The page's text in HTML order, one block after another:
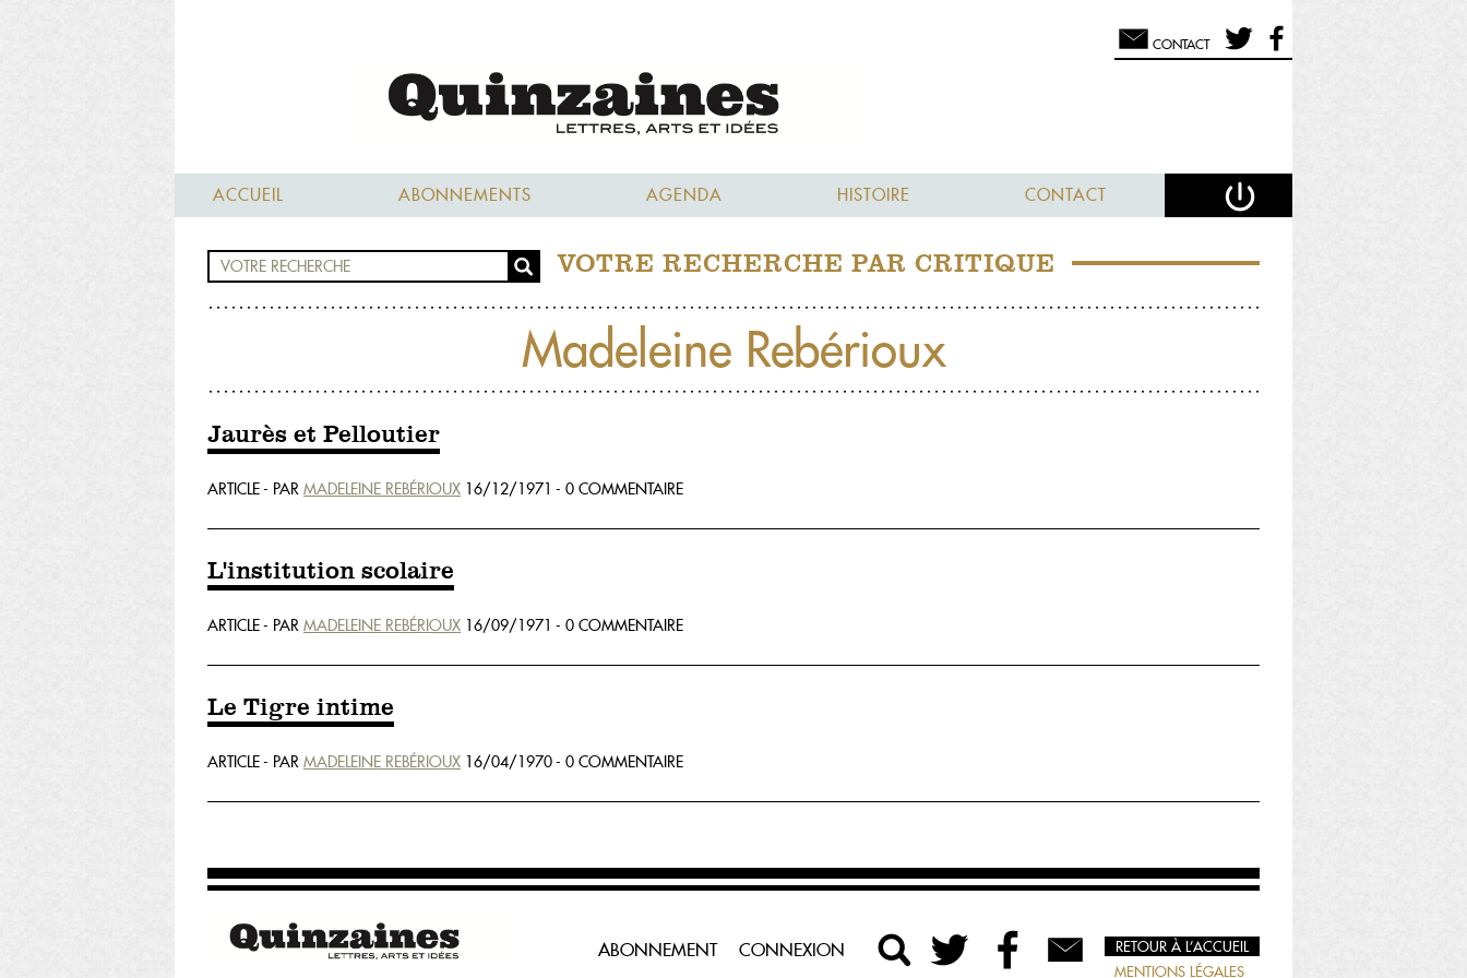
CONTACT
ACCUEIL ABONNEMENTS AGENDA HISTOIRE CONTACT
VOTRE RECHERCHE PAR CRITIQUE
Madeleine Rebérioux
Jaurès et Pelloutier
ARTICLE - PAR MADELEINE REBÉRIOUX 16/12/1971 - 0 COMMENTAIRE
L'institution scolaire
ARTICLE - PAR MADELEINE REBÉRIOUX 16/09/1971 - 0 COMMENTAIRE
Le Tigre intime
ARTICLE - PAR MADELEINE REBÉRIOUX 16/04/1970 - 0 COMMENTAIRE
ABONNEMENT CONNEXION
RETOUR À L’ACCUEIL
MENTIONS LÉGALES